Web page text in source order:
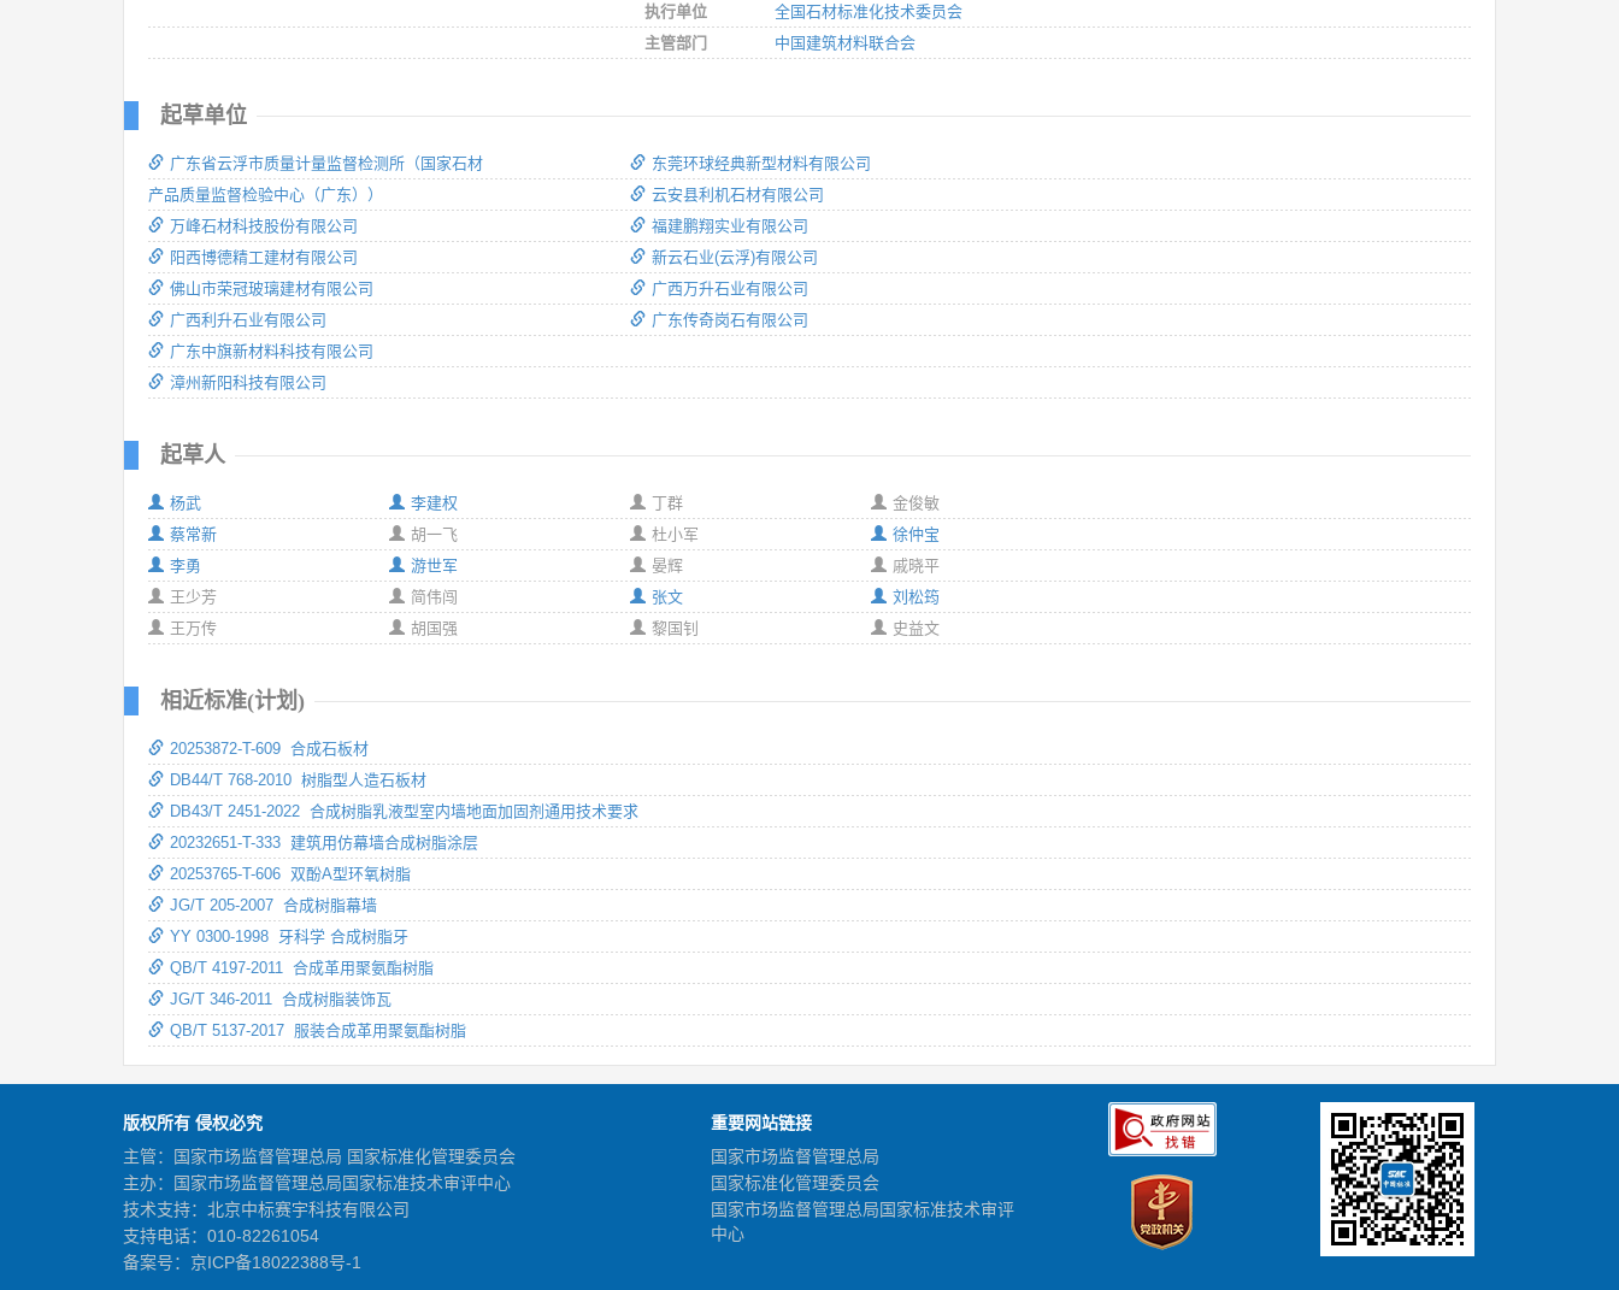
执行单位
全国石材标准化技术委员会
主管部门
中国建筑材料联合会
起草单位
广东省云浮市质量计量监督检测所（国家石材
产品质量监督检验中心（广东））
万峰石材科技股份有限公司
阳西博德精工建材有限公司
佛山市荣冠玻璃建材有限公司
广西利升石业有限公司
广东中旗新材料科技有限公司
漳州新阳科技有限公司
东莞环球经典新型材料有限公司
云安县利机石材有限公司
福建鹏翔实业有限公司
新云石业(云浮)有限公司
广西万升石业有限公司
广东传奇岗石有限公司
起草人
杨武
李建权
蔡常新
胡一飞
李勇
游世军
王少芳
简伟闯
王万传
胡国强
丁群
金俊敏
杜小军
徐仲宝
晏辉
戚晓平
张文
刘松筠
黎国钊
史益文
相近标准(计划)
20253872-T-609 合成石板材
DB44/T 768-2010 树脂型人造石板材
DB43/T 2451-2022 合成树脂乳液型室内墙地面加固剂通用技术要求
20232651-T-333 建筑用仿幕墙合成树脂涂层
20253765-T-606 双酚A型环氧树脂
JG/T 205-2007 合成树脂幕墙
YY 0300-1998 牙科学 合成树脂牙
QB/T 4197-2011 合成革用聚氨酯树脂
JG/T 346-2011 合成树脂装饰瓦
QB/T 5137-2017 服装合成革用聚氨酯树脂
版权所有 侵权必究
主管：国家市场监督管理总局 国家标准化管理委员会
主办：国家市场监督管理总局国家标准技术审评中心
技术支持：北京中标赛宇科技有限公司
支持电话：010-82261054
备案号： 京ICP备18022388号-1
重要网站链接
国家市场监督管理总局
国家标准化管理委员会
国家市场监督管理总局国家标准技术审评
中心